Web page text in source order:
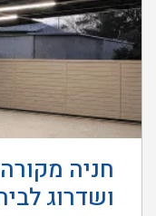
חניה
ושדרוג